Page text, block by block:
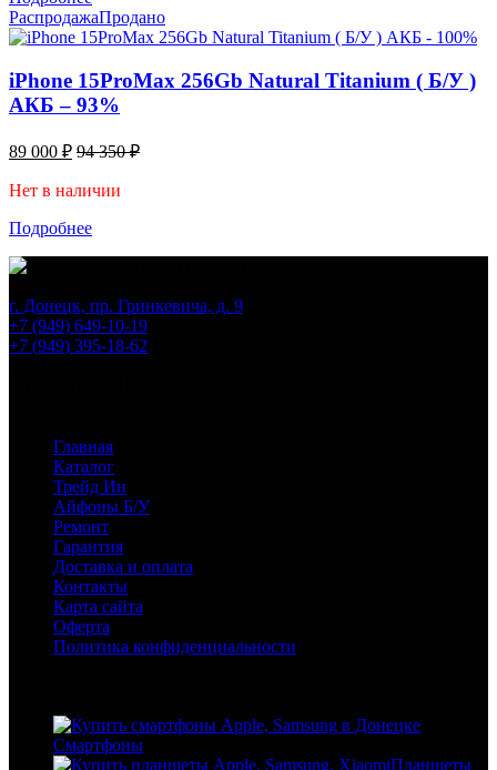
РаспродажаПродано
iPhone 15ProMax 256Gb Natural Titanium ( Б/У )
АКБ – 93%
89 000 ₽ 94 350₽
Нет в наличии
Подробнее
г. Донецк, пр. Гринкевича, д. 9
+7 (949) 649-10-19
+7 (949) 395-18-62
Главная
Каталог
Трейд Ин
Айфоны Б/У
Ремонт
Гарантия
Доставка и оплата
Контакты
Карта сайта
Оферта
Политика конфиденциальности
Смартфоны
Планшеты